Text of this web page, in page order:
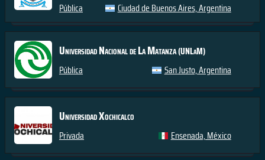
Pública Ciudad de Buenos Aires, Argentina
Universidad Nacional de La Matanza(UNLaM)
Pública San Justo, Argentina
Universidad Xochicalco
Privada Ensenada, México